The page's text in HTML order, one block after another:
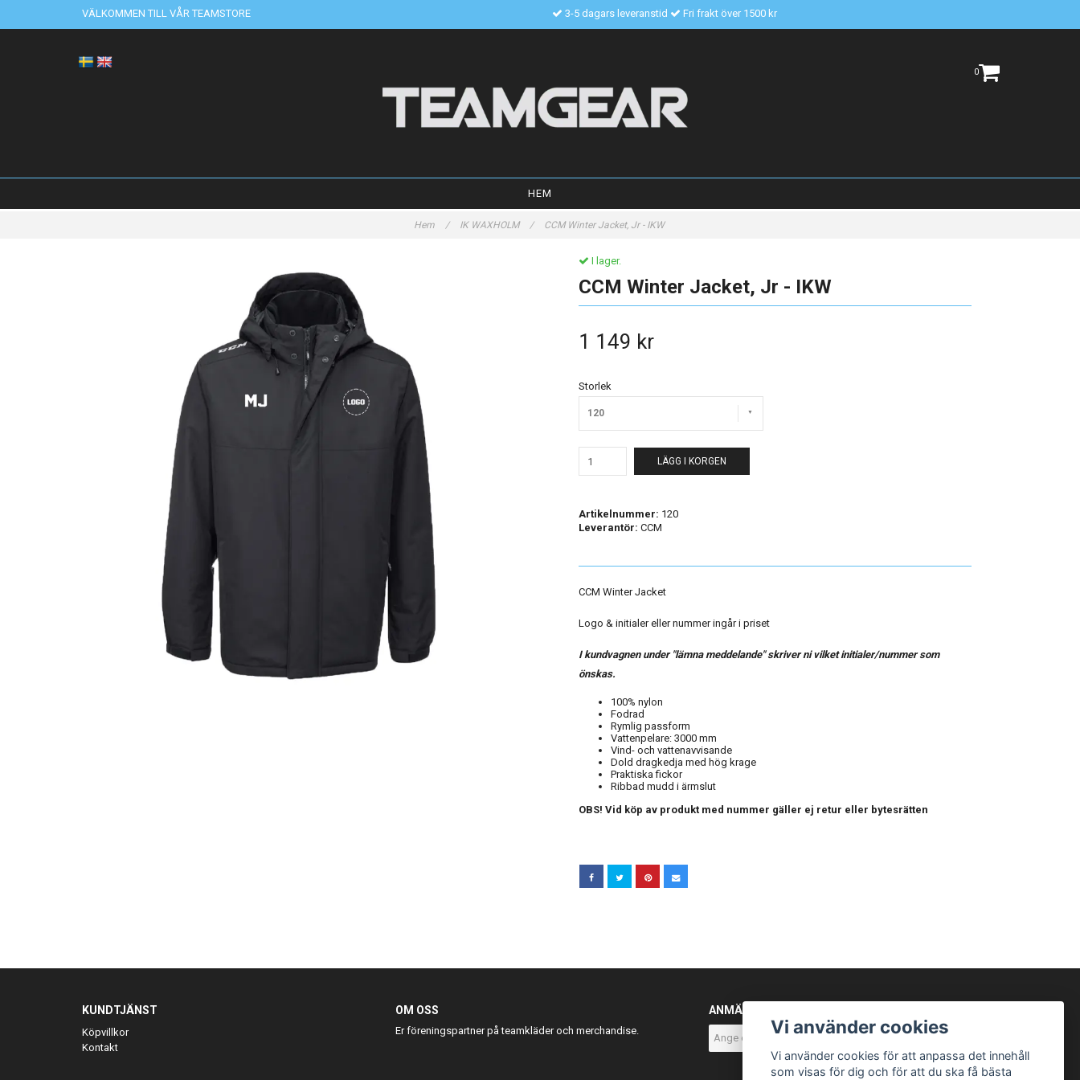
VÄLKOMMEN TILL VÅR TEAMSTORE 3-5 dagars leveranstid Fri frakt över 1500 kr
0
HEM
Hem / IK WAXHOLM / CCM Winter Jacket, Jr - IKW
I lager.
CCM Winter Jacket, Jr - IKW
1 149 kr
Storlek
120
LÄGG I KORGEN
Artikelnummer: 120
Leverantör: CCM
CCM Winter Jacket
Logo & initialer eller nummer ingår i priset
I kundvagnen under "lämna meddelande" skriver ni vilket initialer/nummer som
önskas.
100% nylon
Fodrad
Rymlig passform
Vattenpelare: 3000 mm
Vind- och vattenavvisande
Dold dragkedja med hög krage
Praktiska fickor
Ribbad mudd i ärmslut
OBS! Vid köp av produkt med nummer gäller ej retur eller bytesrätten
KUNDTJÄNST
Köpvillkor
Kontakt
OM OSS
Er föreningspartner på teamkläder och merchandise.
ANMÄL DIG TILL VÅRT NYHETSBREV
Prenumerera
Vi använder cookies
Vi använder cookies för att anpassa det innehåll
som visas för dig och för att du ska få bästa